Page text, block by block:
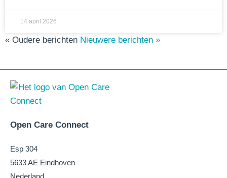
14 april 2026
« Oudere berichten Nieuwere berichten »
Open Care Connect
Esp 304
5633 AE Eindhoven
Nederland